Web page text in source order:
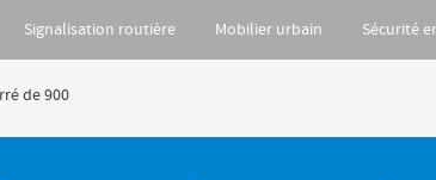
Signalisation routière Mobilier urbain Sécurité
de 900